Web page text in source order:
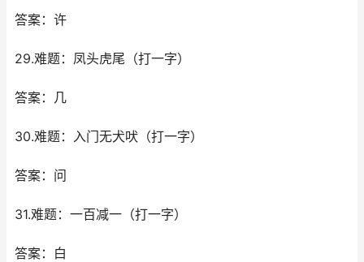
答案：许
29.难题：凤头虎尾（打一字）
答案：几
30.难题：入门无犬吠（打一字）
答案：问
31.难题：一百减一（打一字）
答案：白